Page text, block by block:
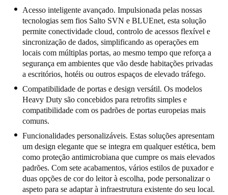
Acesso inteligente avançado. Impulsionada pelas nossas
tecnologias sem fios Salto SVN e BLUEnet, esta solução
permite conectividade cloud, controlo de acessos flexível e
sincronização de dados, simplificando as operações em
locais com múltiplas portas, ao mesmo tempo que reforça a
segurança em ambientes que vão desde habitações privadas
a escritórios, hotéis ou outros espaços de elevado tráfego.
Compatibilidade de portas e design versátil. Os modelos
Heavy Duty são concebidos para retrofits simples e
compatibilidade com os padrões de portas europeias mais
comuns.
Funcionalidades personalizáveis. Estas soluções apresentam
um design elegante que se integra em qualquer estética, bem
como proteção antimicrobiana que cumpre os mais elevados
padrões. Com sete acabamentos, vários estilos de puxador e
duas opções de cor do leitor à escolha, pode personalizar o
aspeto para se adaptar à infraestrutura existente do seu local.